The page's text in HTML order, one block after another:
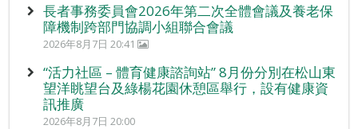
長者事務委員會2026年第二次全體會議及養老保
障機制跨部門協調小組聯合會議
2026年8月7日 20:41
“活力社區 – 體育健康諮詢站” 8月份分別在松山東
望洋眺望台及綠楊花園休憩區舉行，設有健康資
訊推廣
2026年8月7日 20:00